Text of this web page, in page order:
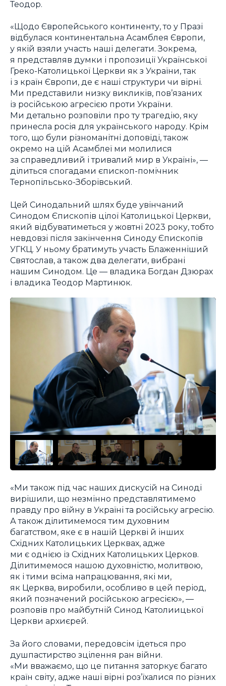
Теодор.
«Щодо Європейського континенту, то у Празі
відбулася континентальна Асамблея Європи,
у якій взяли участь наші делегати. Зокрема,
я представляв думки і пропозиції Української
Греко-Католицької Церкви як з України, так
і з країн Європи, де є наші структури чи вірні.
Ми представили низку викликів, пов’язаних
із російською агресією проти України.
Ми детально розповіли про ту трагедію, яку
принесла росія для українського народу. Крім
того, що були різноманітні доповіді, також
окремо на цій Асамблеї ми молилися
за справедливий і тривалий мир в Україні», —
ділиться спогадами єпископ-помічник
Тернопільсько-Зборівський.
Цей Синодальний шлях буде увінчаний
Синодом Єпископів цілої Католицької Церкви,
який відбуватиметься у жовтні 2023 року, тобто
невдовзі після закінчення Синоду Єпископів
УГКЦ. У ньому братимуть участь Блаженніший
Святослав, а також два делегати, вибрані
нашим Синодом. Це — владика Богдан Дзюрах
і владика Теодор Мартинюк.
«Ми також під час наших дискусій на Синоді
вирішили, що незмінно представлятимемо
правду про війну в Україні та російську агресію.
А також ділитимемося тим духовним
багатством, яке є в нашій Церкві й інших
Східних Католицьких Церквах, адже
ми є однією із Східних Католицьких Церков.
Ділитимемося нашою духовністю, молитвою,
як і тими всіма напрацювання, які ми,
як Церква, виробили, особливо в цей період,
який позначений російською агресією», —
розповів про майбутній Синод Католиицької
Церкви архиєрей.
За його словами, передовсім ідеться про
душпастирство зцілення ран війни.
«Ми вважаємо, що це питання заторкує багато
країн світу, адже наші вірні роз’їхалися по різних